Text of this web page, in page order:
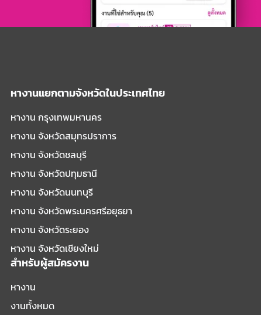
หางานแยกตามจังหวัดในประเทศไทย
หางาน กรุงเทพมหานคร
หางาน จังหวัดสมุทรปราการ
หางาน จังหวัดชลบุรี
หางาน จังหวัดปทุมธานี
หางาน จังหวัดนนทบุรี
หางาน จังหวัดพระนครศรีอยุธยา
หางาน จังหวัดระยอง
หางาน จังหวัดเชียงใหม่
สำหรับผู้สมัครงาน
หางาน
งานทั้งหมด